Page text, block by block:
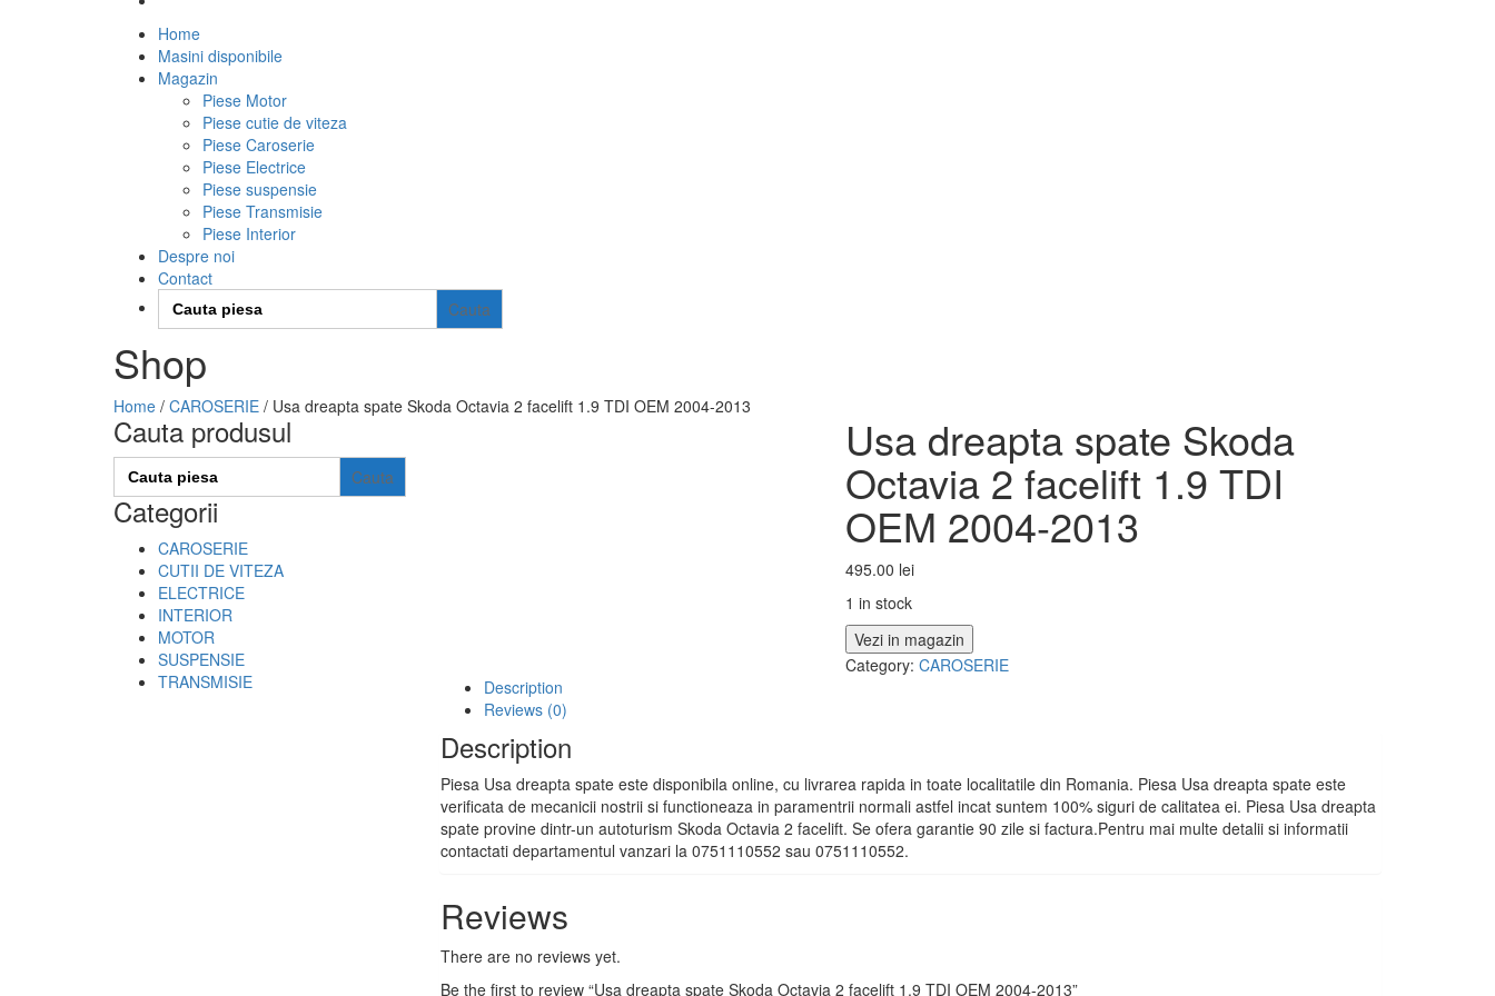
Home
Masini disponibile
Magazin
Piese Motor
Piese cutie de viteza
Piese Caroserie
Piese Electrice
Piese suspensie
Piese Transmisie
Piese Interior
Despre noi
Contact
Search
for:
Shop
Home / CAROSERIE / Usa dreapta spate Skoda Octavia 2 facelift 1.9 TDI OEM 2004-2013
Usa dreapta spate Skoda
Octavia 2 facelift 1.9 TDI
OEM 2004-2013
495.00 lei
1 in stock
Vezi in magazin
Category:CAROSERIE
Description
Reviews (0)
Description
Piesa Usa dreapta spate este disponibila online, cu livrarea rapida in toate localitatile din Romania. Piesa Usa dreapta spate este
verificata de mecanicii nostrii si functioneaza in paramentrii normali astfel incat suntem 100% siguri de calitatea ei. Piesa Usa dreapta
spate provine dintr-un autoturism Skoda Octavia 2 facelift. Se ofera garantie 90 zile si factura.Pentru mai multe detalii si informatii
contactati departamentul vanzari la 0751110552 sau 0751110552.
Reviews
There are no reviews yet.
Be the first to review “Usa dreapta spate Skoda Octavia 2 facelift 1.9 TDI OEM 2004-2013”
Cauta produsul
Search
for:
Categorii
CAROSERIE
CUTII DE VITEZA
ELECTRICE
INTERIOR
MOTOR
SUSPENSIE
TRANSMISIE